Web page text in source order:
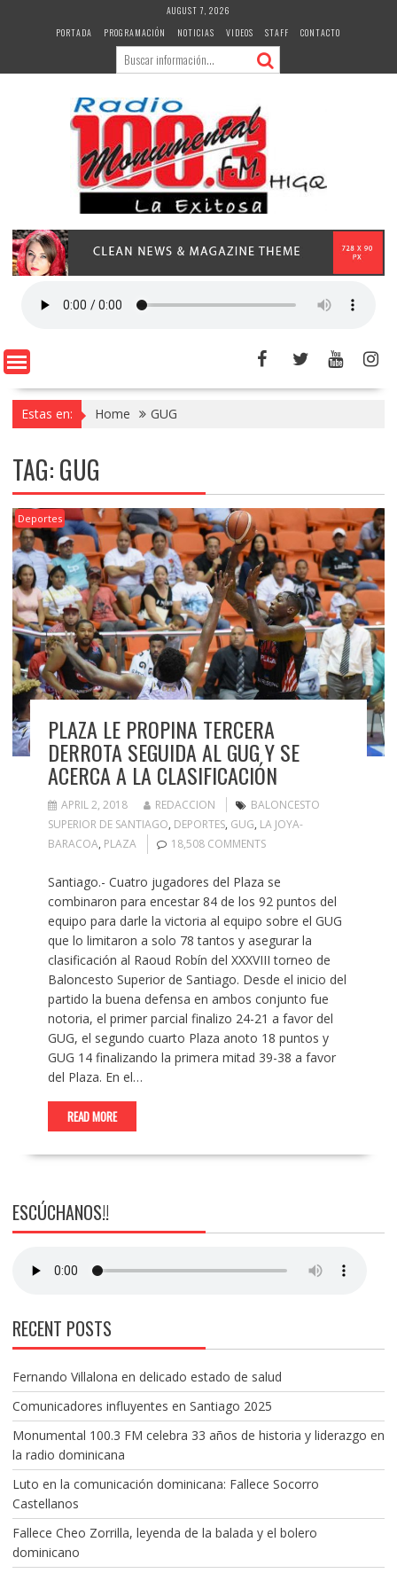
AUGUST 7, 2026
PORTADA
PROGRAMACIÓN NOTICIAS VIDEOS STAFF CONTACTO
Estas en: Home GUG
TAG:GUG
Deportes
PLAZA LE PROPINA TERCERA
DERROTA SEGUIDA AL GUG Y SE
ACERCA A LA CLASIFICACIÓN
APRIL 2, 2018 REDACCION
BALONCESTO
SUPERIOR DE SANTIAGO, DEPORTES, GUG, LA JOYA-
BARACOA, PLAZA 18,508 COMMENTS
Santiago.- Cuatro jugadores del Plaza se
combinaron para encestar 84 de los 92 puntos del
equipo para darle la victoria al equipo sobre el GUG
que lo limitaron a solo 78 tantos y asegurar la
clasificación al Raoud Robín del XXXVIII torneo de
Baloncesto Superior de Santiago. Desde el inicio del
partido la buena defensa en ambos conjunto fue
notoria, el primer parcial finalizo 24-21 a favor del
GUG, el segundo cuarto Plaza anoto 18 puntos y
GUG 14 finalizando la primera mitad 39-38 a favor
del Plaza. En el…
READ MORE
ESCÚCHANOS!!
RECENT POSTS
Fernando Villalona en delicado estado de salud
Comunicadores influyentes en Santiago 2025
Monumental 100.3 FM celebra 33 años de historia y liderazgo en
la radio dominicana
Luto en la comunicación dominicana: Fallece Socorro
Castellanos
Fallece Cheo Zorrilla, leyenda de la balada y el bolero
dominicano